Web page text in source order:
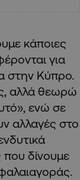
κάποιες
για
στην Κύπρο.
αλλά θεωρώ
ενώ σε
αλλαγές στο
που δίνουμε